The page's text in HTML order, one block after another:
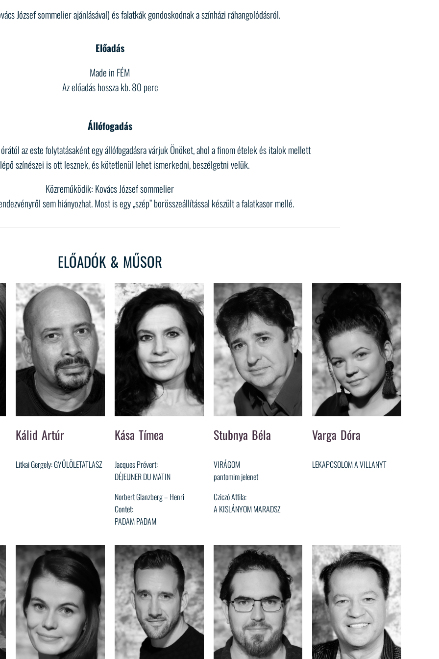
József sommelier ajánlásával) és falatkák gondoskodnak a színházi ráhangolódásról.
Előadás
Made in FÉM
Az előadás hossza kb. 80 perc
Állófogadás
az este folytatásaként egy állófogadásra várjuk Önöket, ahol a finom ételek és italok mellett
színészei is ott lesznek, és kötetlenül lehet ismerkedni, beszélgetni velük.
Közreműködik: Kovács József sommelier
sem hiányozhat. Most is egy „szép” borösszeállítással készült a falatkasor mellé.
ELŐADÓK & MŰSOR
Kálid Artúr
Litkai Gergely: GYŰLÖLETATLASZ
Kása Tímea
Jacques Prévert:
DÉJEUNER DU MATIN
Norbert Glanzberg – Henri
Contet:
PADAM PADAM
Stubnya Béla
VIRÁGOM
pantomim jelenet
Cziczó Attila:
A KISLÁNYOM MARADSZ
Varga Dóra
LEKAPCSOLOM A VILLANYT